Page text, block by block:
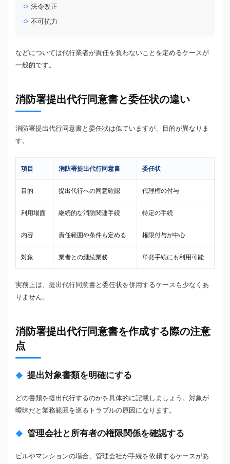
法令改正
不可抗力
などについては代行業者が責任を負わないことを定めるケースが
一般的です。
消防署提出代行同意書と委任状の違い
消防署提出代行同意書と委任状は似ていますが、目的が異なりま
す。
項目 消防署提出代行同意書 委任状
目的 提出代行への同意確認 代理権の付与
利用場面 継続的な消防関連手続 特定の手続
内容 責任範囲や条件も定める 権限付与が中心
対象 業者との継続業務 単発手続にも利用可能
実務上は、提出代行同意書と委任状を併用するケースも少なくあ
りません。
消防署提出代行同意書を作成する際の注意
点
提出対象書類を明確にする
どの書類を提出代行するのかを具体的に記載しましょう。対象が
曖昧だと業務範囲を巡るトラブルの原因になります。
管理会社と所有者の権限関係を確認する
ビルやマンションの場合、管理会社が手続を依頼するケースがあ